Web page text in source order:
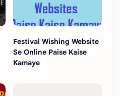
Festival Wishing Website
Se Online Paise Kaise
Kamaye